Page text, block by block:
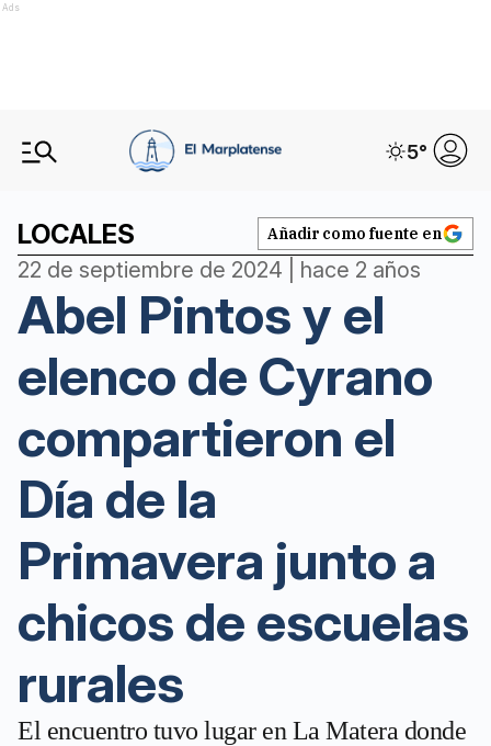
Ads
5°
LOCALES Añadir como fuente en
22 de septiembre de 2024 | hace 2 años
Abel Pintos y el
elenco de Cyrano
compartieron el
Día de la
Primavera junto a
chicos de escuelas
rurales
El encuentro tuvo lugar en La Matera donde